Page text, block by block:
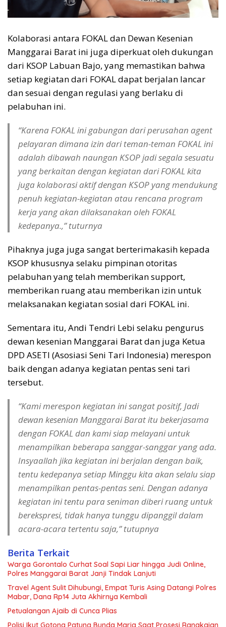
Kolaborasi antara FOKAL dan Dewan Kesenian
Manggarai Barat ini juga diperkuat oleh dukungan
dari KSOP Labuan Bajo, yang memastikan bahwa
setiap kegiatan dari FOKAL dapat berjalan lancar
dan sesuai dengan regulasi yang berlaku di
pelabuhan ini.
“Karena FOKAL ini gabungan dari perusahan agent
pelayaran dimana izin dari teman-teman FOKAL ini
adalah dibawah naungan KSOP jadi segala sesuatu
yang berkaitan dengan kegiatan dari FOKAL kita
juga kolaborasi aktif dengan KSOP yang mendukung
penuh kegiatan-kegiatan atau rencana program
kerja yang akan dilaksanakan oleh FOKAL
kedepanya.,” tuturnya
Pihaknya juga juga sangat berterimakasih kepada
KSOP khususnya selaku pimpinan otoritas
pelabuhan yang telah memberikan support,
memberikan ruang atau memberikan izin untuk
melaksanakan kegiatan sosial dari FOKAL ini.
Sementara itu, Andi Tendri Lebi selaku pengurus
dewan kesenian Manggarai Barat dan juga Ketua
DPD ASETI (Asosiasi Seni Tari Indonesia) merespon
baik dengan adanya kegiatan pentas seni tari
tersebut.
“Kami merespon kegiatan ini sangat positif, Jadi
dewan kesenian Manggarai Barat itu bekerjasama
dengan FOKAL dan kami siap melayani untuk
menampilkan beberapa sanggar-sanggar yang ada.
Insyaallah jika kegiatan ini berjalan dengan baik,
tentu kedepanya setiap Minggu kita akan selalu siap
menampilkan pentas-pentas seni. Dengan adanya
kegiatan ini tentu para seniman diberi ruang untuk
berekspresi, tidak hanya tunggu dipanggil dalam
acara-acara tertentu saja,” tutupnya
Berita Terkait
Warga Gorontalo Curhat Soal Sapi Liar hingga Judi Online,
Polres Manggarai Barat Janji Tindak Lanjuti
Travel Agent Sulit Dihubungi, Empat Turis Asing Datangi Polres
Mabar, Dana Rp14 Juta Akhirnya Kembali
Petualangan Ajaib di Cunca Plias